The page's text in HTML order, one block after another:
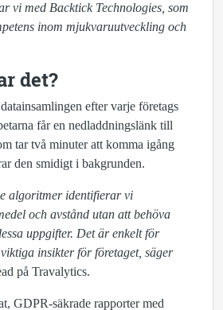
vi med Backtick Technologies, som
inom mjukvaruutveckling och
det?
efter varje företags
får en nedladdningslänk till
tar två minuter att komma igång
den smidigt i bakgrunden.
algoritmer identifierar vi
och avstånd utan att behöva
uppgifter. Det är enkelt för
insikter för företaget, säger
på Travalytics.
GDPR-säkrade rapporter med